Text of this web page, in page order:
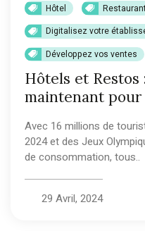
Hôtel
Digitalisez votre
Développez vos ventes
Hôtels et
maintenant pour
Avec 16 millions de
2024 et des Jeux
de consommation, tous..
29 Avril, 2024